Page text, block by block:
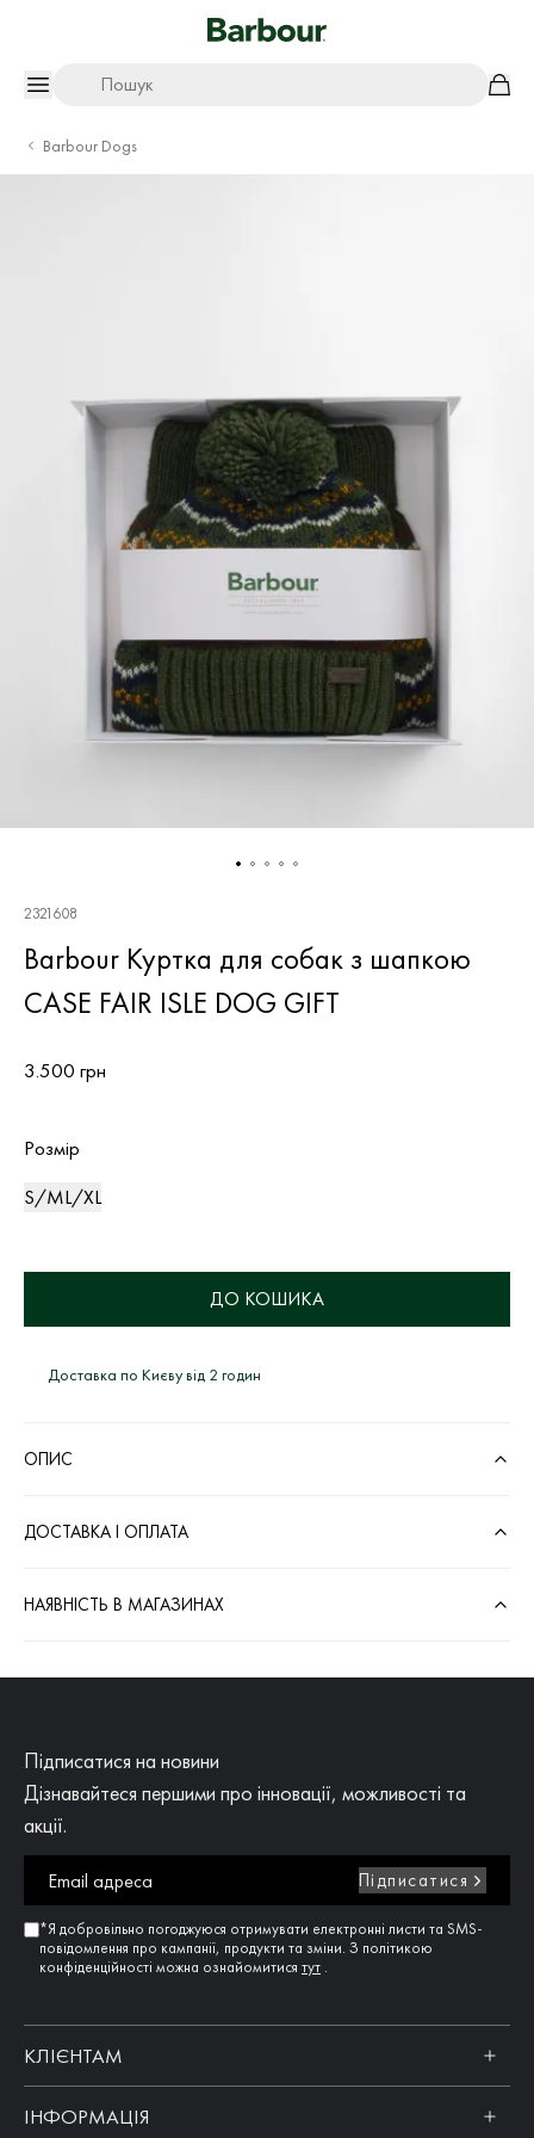
Пошук
Barbour Dogs
2321608
Barbour Куртка для собак з шапкою
CASE FAIR ISLE DOG GIFT
3.500 грн
Розмір
S/ML/XL
ДО КОШИКА
Доставка по Києву від 2 годин
ОПИС
ДОСТАВКА І ОПЛАТА
НАЯВНІСТЬ В МАГАЗИНАХ
Підписатися на новини
Дізнавайтеся першими про інновації, можливості та
акції.
Підписатися
*Я добровільно погоджуюся отримувати електронні листи та SMS-
повідомлення про кампанії, продукти та зміни. З політикою
конфіденційності можна ознайомитися тут .
КЛІЄНТАМ
ІНФОРМАЦІЯ